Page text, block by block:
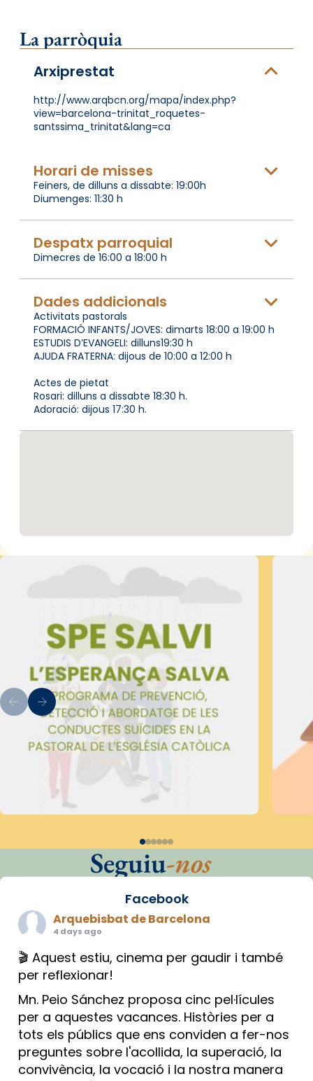
La parròquia
Arxiprestat
http://www.arqbcn.org/mapa/index.php?
view=barcelona-trinitat_roquetes-
santssima_trinitat&lang=ca
Horari de misses
Feiners, de dilluns a dissabte: 19:00h
Diumenges: 11:30 h
Despatx parroquial
Dimecres de 16:00 a 18:00 h
Dades addicionals
Activitats pastorals
FORMACIÓ INFANTS/JOVES: dimarts 18:00 a 19:00 h
ESTUDIS D’EVANGELI: dilluns19:30 h
AJUDA FRATERNA: dijous de 10:00 a 12:00 h
Actes de pietat
Rosari: dilluns a dissabte 18:30 h.
Adoració: dijous 17:30 h.
Seguiu-nos
Facebook
Arquebisbat de Barcelona
4 days ago
🎬 Aquest estiu, cinema per gaudir i també
per reflexionar!
Mn. Peio Sánchez proposa cinc pel·lícules
per a aquestes vacances. Històries per a
tots els públics que ens conviden a fer-nos
preguntes sobre l'acollida, la superació, la
convivència, la vocació i la nostra manera